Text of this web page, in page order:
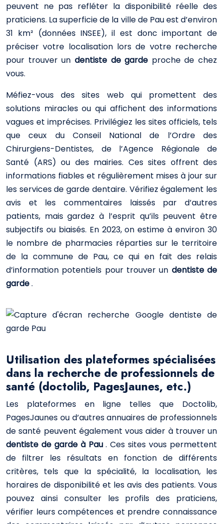
peuvent ne pas refléter la disponibilité réelle des
praticiens. La superficie de la ville de Pau est d’environ
31 km² (données INSEE), il est donc important de
préciser votre localisation lors de votre recherche
pour trouver un dentiste de garde proche de chez
vous.
Méfiez-vous des sites web qui promettent des
solutions miracles ou qui affichent des informations
vagues et imprécises. Privilégiez les sites officiels, tels
que ceux du Conseil National de l’Ordre des
Chirurgiens-Dentistes, de l’Agence Régionale de
Santé (ARS) ou des mairies. Ces sites offrent des
informations fiables et régulièrement mises à jour sur
les services de garde dentaire. Vérifiez également les
avis et les commentaires laissés par d’autres
patients, mais gardez à l’esprit qu’ils peuvent être
subjectifs ou biaisés. En 2023, on estime à environ 30
le nombre de pharmacies réparties sur le territoire
de la commune de Pau, ce qui en fait des relais
d’information potentiels pour trouver un dentiste de
garde.
Utilisation des plateformes spécialisées
dans la recherche de professionnels de
santé (doctolib, PagesJaunes, etc.)
Les plateformes en ligne telles que Doctolib,
PagesJaunes ou d’autres annuaires de professionnels
de santé peuvent également vous aider à trouver un
dentiste de garde à Pau. Ces sites vous permettent
de filtrer les résultats en fonction de différents
critères, tels que la spécialité, la localisation, les
horaires de disponibilité et les avis des patients. Vous
pouvez ainsi consulter les profils des praticiens,
vérifier leurs compétences et prendre connaissance